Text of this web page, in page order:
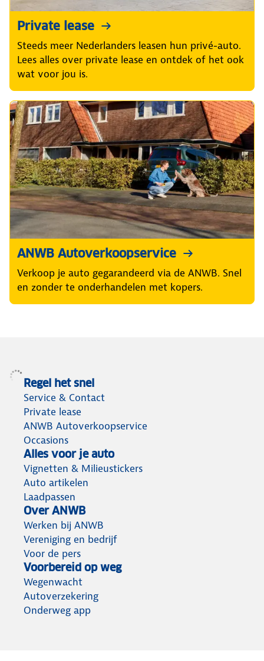
Private lease
Steeds meer Nederlanders leasen hun privé-auto.
Lees alles over private lease en ontdek of het ook
wat voor jou is.
ANWB Autoverkoopservice
Verkoop je auto gegarandeerd via de ANWB. Snel
en zonder te onderhandelen met kopers.
Regel het snel
Service & Contact
Private lease
ANWB Autoverkoopservice
Occasions
Alles voor je auto
Vignetten & Milieustickers
Auto artikelen
Laadpassen
Over ANWB
Werken bij ANWB
Vereniging en bedrijf
Voor de pers
Voorbereid op weg
Wegenwacht
Autoverzekering
Onderweg app